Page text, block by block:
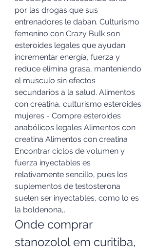
por las drogas que sus
entrenadores le daban. Culturismo
femenino con Crazy Bulk son
esteroides legales que ayudan
incrementar energía, fuerza y
reduce elimina grasa, manteniendo
el musculo sin efectos
secundarios a la salud. Alimentos
con creatina, culturismo esteroides
mujeres - Compre esteroides
anabólicos legales Alimentos con
creatina Alimentos con creatina
Encontrar ciclos de volumen y
fuerza inyectables es
relativamente sencillo, pues los
suplementos de testosterona
suelen ser inyectables, como lo es
la boldenona,.
Onde comprar
stanozolol em curitiba,